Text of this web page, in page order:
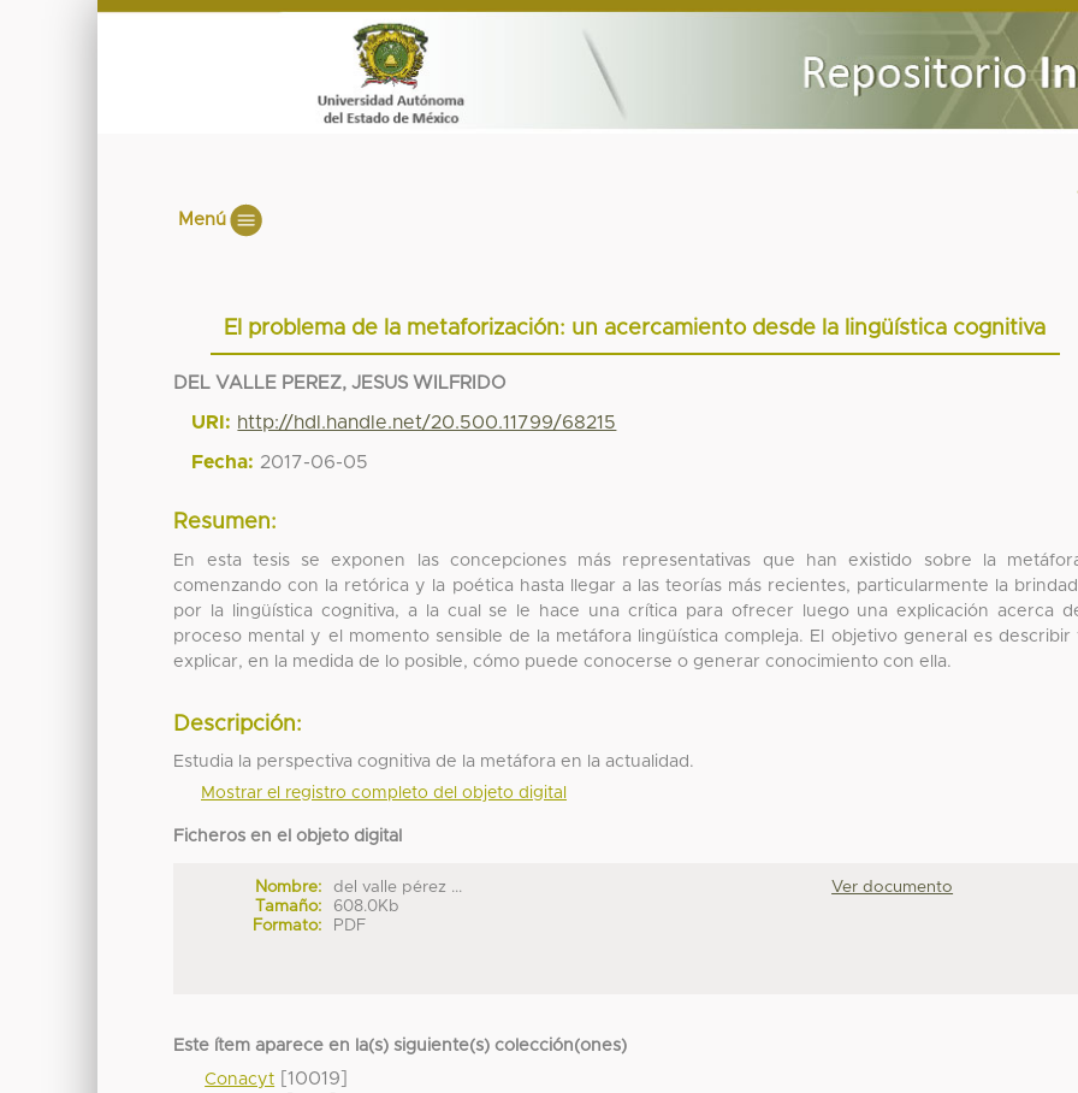
Menú
El problema de la metaforización: un acercamiento desde la lingüística cognitiva
DEL VALLE PEREZ, JESUS WILFRIDO
URI: http://hdl.handle.net/20.500.11799/68215
Fecha: 2017-06-05
Resumen:
En esta tesis se exponen las concepciones más representativas que han existido sobre la
comenzando con la retórica y la poética hasta llegar a las teorías más recientes, particularmente la
por la lingüística cognitiva, a la cual se le hace una crítica para ofrecer luego una explicación acerca
proceso mental y el momento sensible de la metáfora lingüística compleja. El objetivo general es describir
explicar, en la medida de lo posible, cómo puede conocerse o generar conocimiento con ella.
Descripción:
Estudia la perspectiva cognitiva de la metáfora en la actualidad.
Mostrar el registro completo del objeto digital
Ficheros en el objeto digital
Nombre:
del valle pérez ...
Tamaño:
608.0Kb
Formato:
PDF
Ver documento
Este ítem aparece en la(s) siguiente(s) colección(ones)
Conacyt [10019]